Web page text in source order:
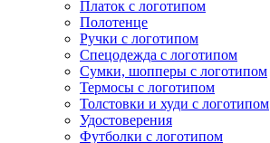
Платок с логотипом
Полотенце
Ручки с логотипом
Спецодежда с логотипом
Сумки, шопперы с логотипом
Термосы с логотипом
Толстовки и худи с логотипом
Удостоверения
Футболки с логотипом